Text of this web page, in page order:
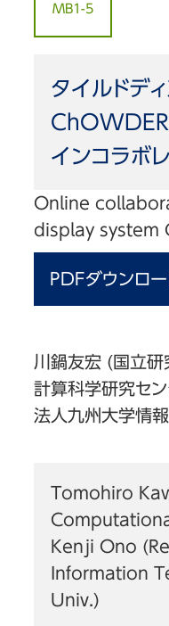
MB1-5
タイルドデ
ChOWDER
インコラボ
Online
display system
PDFダウンロー
川鍋友宏 (国立
計算科学研究セ
法人九州大学情
Tomohiro
Kenji Ono
Information
Univ.)